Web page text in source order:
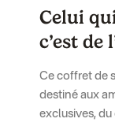
Celui
c’est de
Ce coffret de
destiné aux
exclusives, du